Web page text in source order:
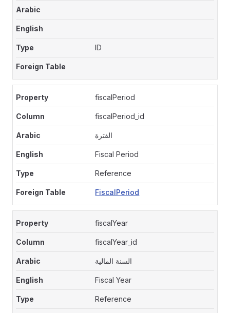
ID
fiscalPeriod
fiscalPeriod_id
الفترة
Fiscal Period
Reference
FiscalPeriod
fiscalYear
fiscalYear_id
السنة المالية
Fiscal Year
Reference